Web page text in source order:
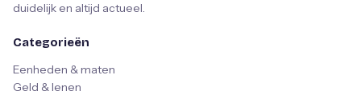
duidelijk en altijd actueel.
Categorieën
Eenheden & maten
Geld & lenen